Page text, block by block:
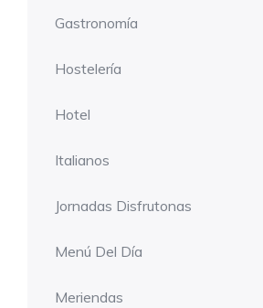
Gastronomía
Hostelería
Hotel
Italianos
Jornadas Disfrutonas
Menú Del Día
Meriendas